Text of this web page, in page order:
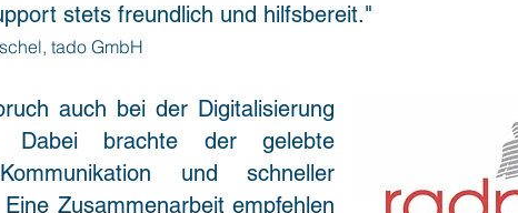
stets freundlich und hilfsbereit."
tado GmbH
auch bei der Digitalisierung
Dabei brachte der gelebte
und schneller
Zusammenarbeit empfehlen